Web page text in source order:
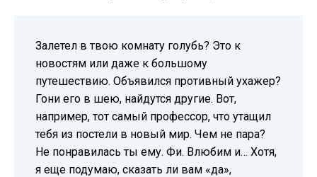
Залетел в твою комнату голубь? Это к
новостям или даже к большому
путешествию. Объявился противный ухажер?
Гони его в шею, найдутся другие. Вот,
например, тот самый профессор, что утащил
тебя из постели в новый мир. Чем не пара?
Не понравилась ты ему. Фи. Влюбим и… Хотя,
я еще подумаю, сказать ли вам «да»,